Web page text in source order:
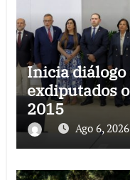
Inicia diálogo
exdiputados
2015
Ago 6, 2026